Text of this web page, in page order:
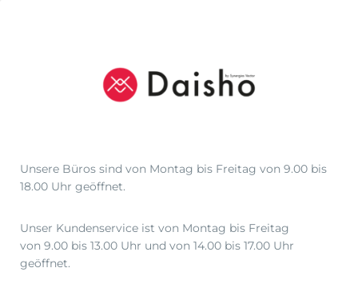
0
Unsere Büros sind von Montag bis Freitag von 9.00 bis
18.00 Uhr geöffnet.
Unser Kundenservice ist von Montag bis Freitag
von 9.00 bis 13.00 Uhr und von 14.00 bis 17.00 Uhr
geöffnet.